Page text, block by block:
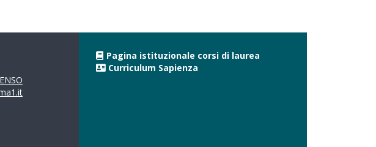
Pagina istituzionale corsi di laurea
Curriculum Sapienza